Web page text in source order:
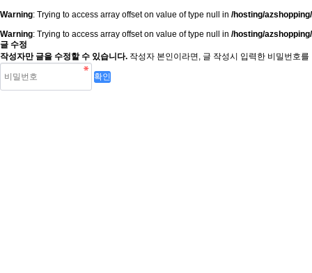
Warning: Trying to access array offset on value of type null in /hosting/
Warning: Trying to access array offset on value of type null in /hosting/
글 수정
작성자만 글을 수정할 수 있습니다. 작성자 본인이라면, 글 작성시 입력한 비밀번호